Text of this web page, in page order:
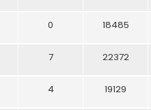
0 18485
7 22372
4 19129